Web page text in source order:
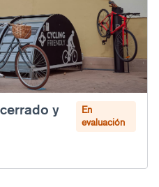
y
En
evaluación